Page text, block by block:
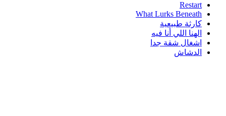
Restart
What Lurks Beneath
كارثة طبيعية
الهنا اللي أنا فيه
اشغال شقة جدا
الدشاش